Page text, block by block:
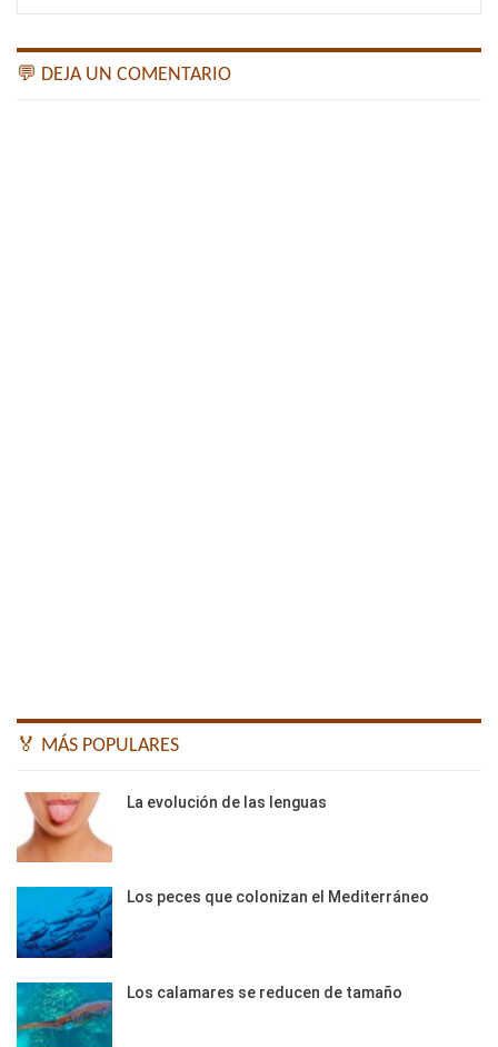
💬 DEJA UN COMENTARIO
🏅 MÁS POPULARES
La evolución de las lenguas
Los peces que colonizan el Mediterráneo
Los calamares se reducen de tamaño